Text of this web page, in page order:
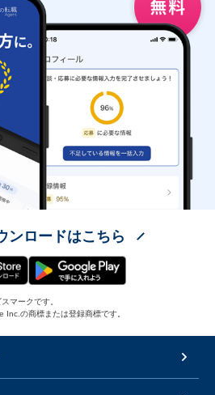
ンロードはこちら
マークです。
の商標または登録商標です。